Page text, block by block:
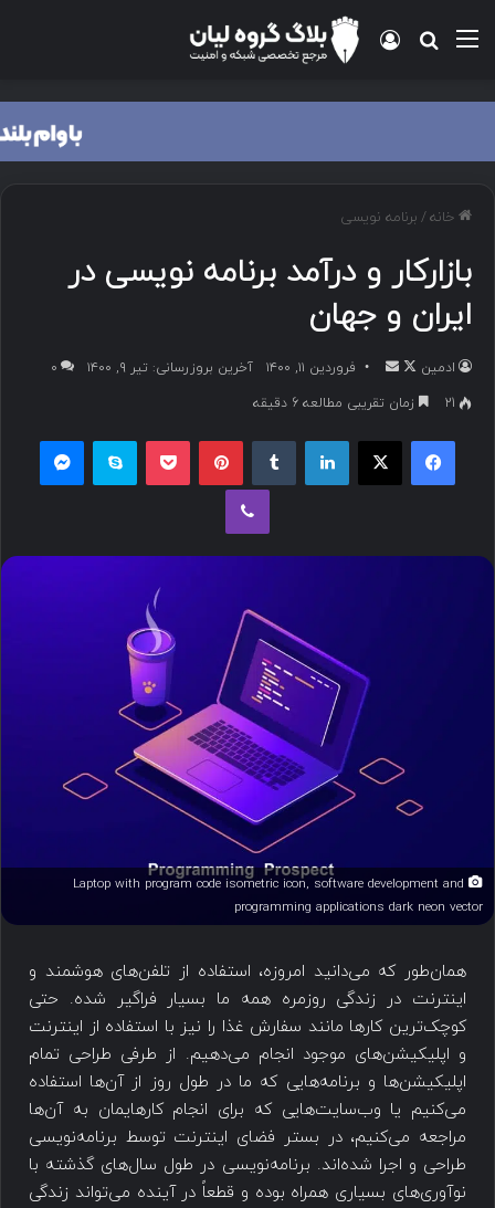
خانه/ برنامه نویسی
بازارکار و درآمد برنامه نویسی در
ایران و جهان
ادمین فروردین ۱۱, ۱۴۰۰ آخرین بروزرسانی: تیر ۹, ۱۴۰۰
۰
21
زمان تقریبی مطالعه 6 دقیقه
Laptop with program code isometric icon, software development and
programming applications dark neon vector
همان‌طور که می‌دانید امروزه، استفاده از تلفن‌های هوشمند و
اینترنت در زندگی روزمره همه ما بسیار فراگیر شده. حتی
کوچک‌ترین کارها مانند سفارش غذا را نیز با استفاده از اینترنت
و اپلیکیشن‌های موجود انجام می‌دهیم. از طرفی طراحی تمام
اپلیکیشن‌ها و برنامه‌هایی که ما در طول روز از آن‌ها استفاده
می‌کنیم یا وب‌سایت‌هایی که برای انجام کارهایمان به آن‌ها
مراجعه می‌کنیم، در بستر فضای اینترنت توسط برنامه‌نویسی
طراحی و اجرا شده‌اند. برنامه‌نویسی در طول سال‌های گذشته با
نوآوری‌های بسیاری همراه بوده و قطعاً در آینده می‌تواند زندگی